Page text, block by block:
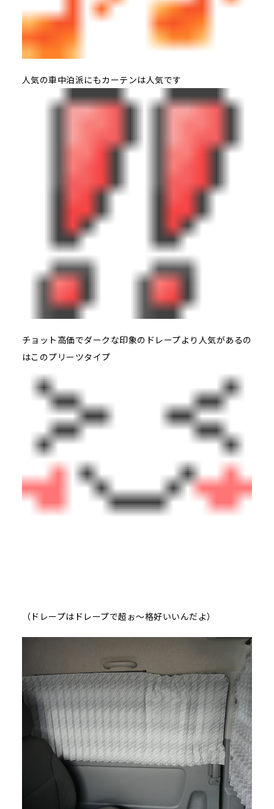
人気の車中泊派にもカーテンは人気です
チョット高価でダークな印象のドレープより人気があるの
はこのプリーツタイプ
（ドレープはドレープで超ぉ～格好いいんだよ）